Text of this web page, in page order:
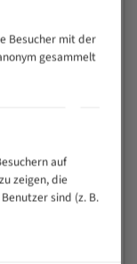
auch bei
Besucher mit der
gesammelt
auf
zeigen, die
sind (z. B.